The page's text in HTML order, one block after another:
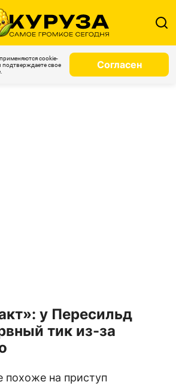
cookie-
подтверждаете свое
Согласен
у Пересильд
тик из-за
похоже на приступ